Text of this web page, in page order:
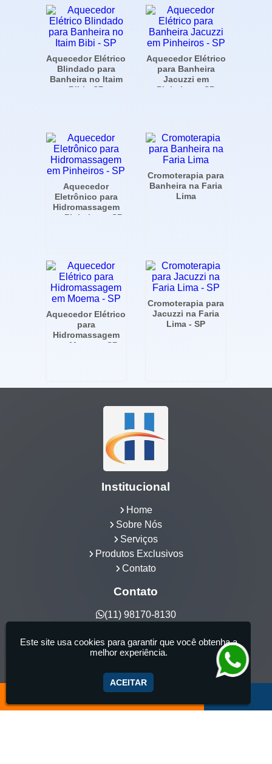
Aquecedor Elétrico
Blindado para
Banheira no Itaim
Bibi - SP
Aquecedor Elétrico
para Banheira
Jacuzzi em
Pinheiros - SP
Aquecedor
Eletrônico para
Hidromassagem
em Pinheiros - SP
Cromoterapia para
Banheira na Faria
Lima
Aquecedor Elétrico
para
Hidromassagem
em Moema - SP
Cromoterapia para
Jacuzzi na Faria
Lima - SP
Institucional
Home
Sobre Nós
Serviços
Produtos Exclusivos
Contato
Contato
(11) 98170-8130
Hidrocia Manutenção e Venda Especializada de
Banheiras - 25 anos de tradição - Fabricante de
aquecedor de banheira, Instalação e Manutenção
Este site usa cookies para garantir que você obtenha a
melhor experiência.
ACEITAR